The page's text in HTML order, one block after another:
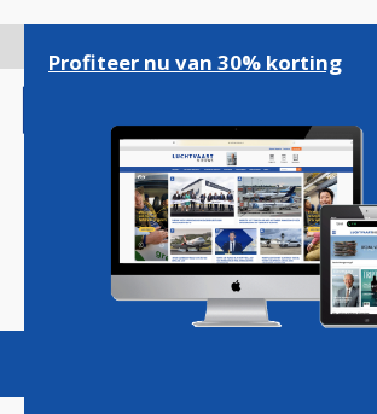
gaan
Magazine Podcasts
Profiteer nu van 30% korting